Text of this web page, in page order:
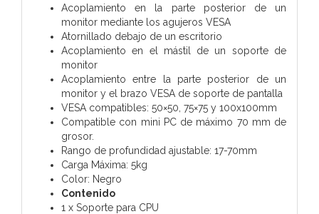
Acoplamiento en la parte posterior de un
monitor mediante los agujeros VESA
Atornillado debajo de un escritorio
Acoplamiento en el mástil de un soporte de
monitor
Acoplamiento entre la parte posterior de un
monitor y el brazo VESA de soporte de pantalla
VESA compatibles: 50×50, 75×75 y 100x100mm
Compatible con mini PC de máximo 70 mm de
grosor.
Rango de profundidad ajustable: 17-70mm
Carga Máxima: 5kg
Color: Negro
Contenido
1 x Soporte para CPU